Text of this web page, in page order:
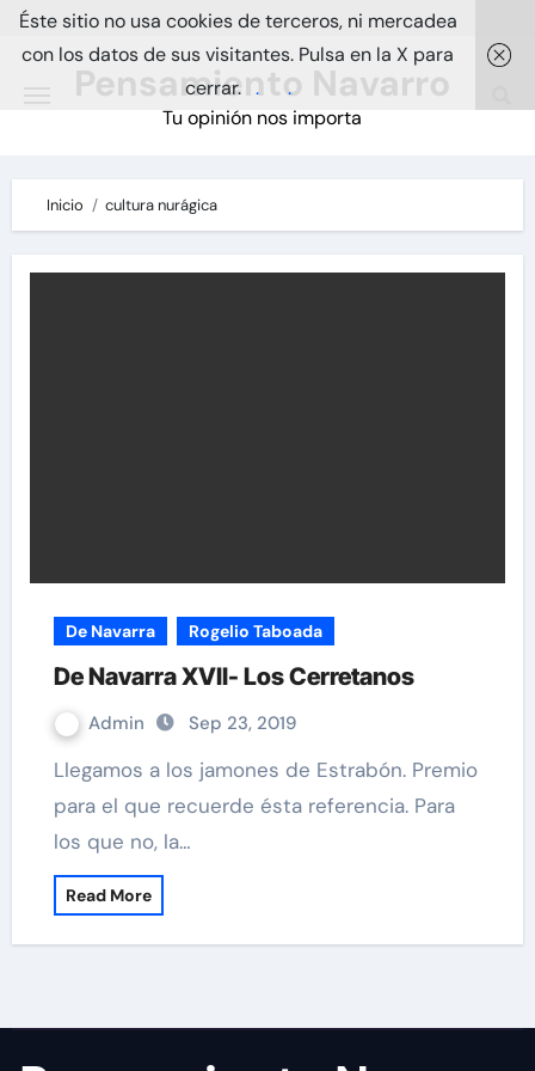
Skip
Pensamiento Navarro
Tu opinión nos importa
Inicio cultura nurágica
De Navarra Rogelio Taboada
De Navarra XVII- Los Cerretanos
Admin Sep 23, 2019
Llegamos a los jamones de Estrabón. Premio
para el que recuerde ésta referencia. Para
los que no, la…
Read More
Éste sitio no usa cookies de terceros, ni mercadea
con los datos de sus visitantes. Pulsa en la X para
cerrar. . .